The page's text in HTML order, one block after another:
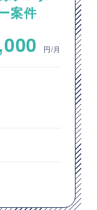
案件
円/月